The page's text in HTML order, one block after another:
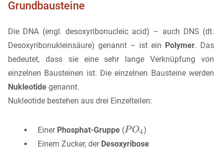
Grundbausteine
Die DNA (engl. desoxyribonucleic acid) – auch DNS (dt.
Desoxyribonukleinsäure) genannt – ist ein Polymer. Das
bedeutet, dass sie eine sehr lange Verknüpfung von
einzelnen Bausteinen ist. Die einzelnen Bausteine werden
Nukleotide genannt.
Nukleotide bestehen aus drei Einzelteilen:
Einer Phosphat-Gruppe (
)
Einem Zucker, der Desoxyribose